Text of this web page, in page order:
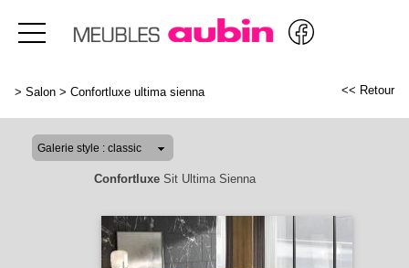
> Salon > Confortluxe ultima sienna << Retour
ConfortluxeSit Ultima Sienna